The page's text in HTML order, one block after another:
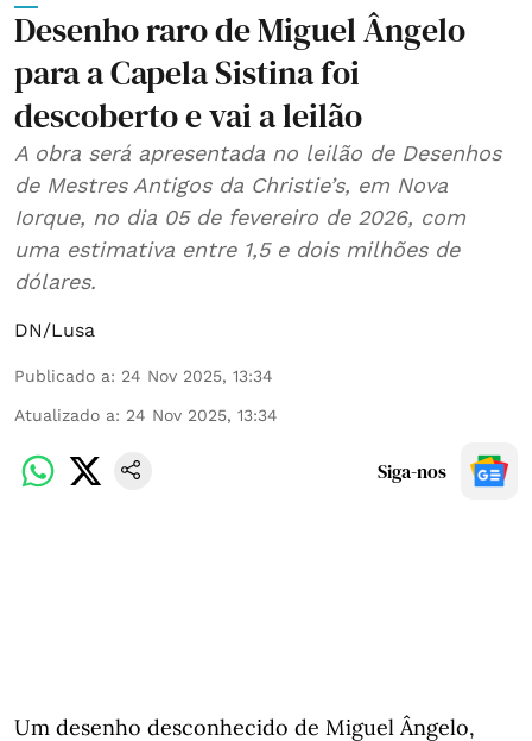
Desenho raro de Miguel Ângelo
para a Capela Sistina foi
descoberto e vai a leilão
A obra será apresentada no leilão de Desenhos
de Mestres Antigos da Christie’s, em Nova
Iorque, no dia 05 de fevereiro de 2026, com
uma estimativa entre 1,5 e dois milhões de
dólares.
DN/Lusa
Publicado a: 24 Nov 2025, 13:34
Atualizado a: 24 Nov 2025, 13:34
Siga-nos
Um desenho desconhecido de Miguel Ângelo,